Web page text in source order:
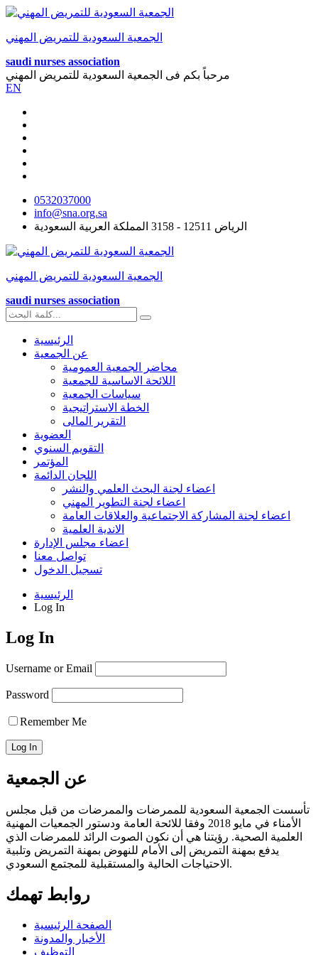
الجمعية السعودية للتمريض المهني
saudi nurses association
مرحباً بكم فى الجمعية السعودية للتمريض المهني
EN
0532037000
info@sna.org.sa
الرياض 12511 - 3158 المملكة العربية السعودية
الجمعية السعودية للتمريض المهني
saudi nurses association
الرئيسية
عن الجمعية
محاضر الجمعية العمومية
اللائحة الاساسية للجمعية
سياسات الجمعية
الخطة الاستراتيجية
التقرير المالى
العضوية
التقويم السنوي
المؤتمر
اللجان الدائمة
اعضاء لجنة البحث العلمي والنشر
اعضاء لجنة التطوير المهني
اعضاء لجنة المشاركة الاجتماعية والعلاقات العامة
الاندية العلمية
اعضاء مجلس الإدارة
تواصل معنا
تسجيل الدخول
الرئيسية
Log In
Log In
Username or Email
Password
Remember Me
عن الجمعية
تأسست الجمعية السعودية للممرضات والممرضات من قبل مجلس
الأمناء في مايو 2018 وفقا للائحة العامة ودستور الجمعيات المهنية
العلمية الصحية. رؤيتنا هي أن نكون الصوت الرائد للممرضات الذي
يدفع بمهنة التمريض إلى الأمام للنهوض بمهنة التمريض وتلبية
الاحتياجات الحالية والمستقبلية للمجتمع السعودي.
روابط تهمك
الصفحة الرئيسية
الأخبار والمدونة
التوظيف